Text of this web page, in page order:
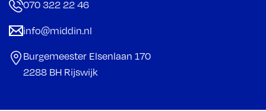
070 322 22 46
info@middin.nl
Burgemeester Elsenlaan 170
2288 BH Rijswijk